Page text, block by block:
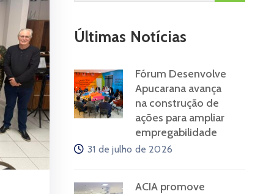
Últimas Notícias
Fórum Desenvolve
Apucarana avança
na construção de
ações para ampliar
empregabilidade
31 de julho de 2026
ACIA promove